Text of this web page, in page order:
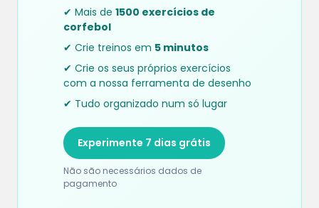
✔ Mais de 1500 exercícios de
corfebol
✔ Crie treinos em 5 minutos
✔ Crie os seus próprios exercícios
com a nossa ferramenta de desenho
✔ Tudo organizado num só lugar
Experimente 7 dias grátis
Não são necessários dados de
pagamento